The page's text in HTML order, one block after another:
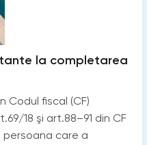
la completarea
Codul fiscal (CF)
18 şi art.88–91 din CF
care a